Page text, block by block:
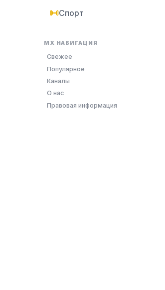
Спорт
MX НАВИГАЦИЯ
Свежее
Популярное
Каналы
О нас
Правовая информация